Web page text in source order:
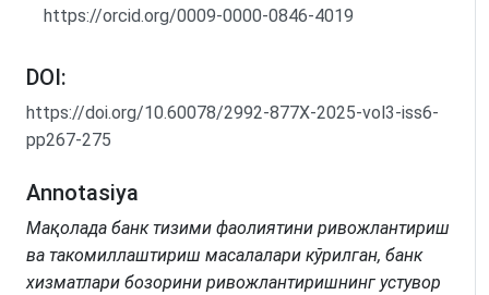
https://orcid.org/0009-0000-0846-4019
DOI:
https://doi.org/10.60078/2992-877X-2025-vol3-iss6-
pp267-275
Annotasiya
Мақолада банк тизими фаолиятини ривожлантириш
ва такомиллаштириш масалалари кўрилган, банк
хизматлари бозорини ривожлантиришнинг устувор